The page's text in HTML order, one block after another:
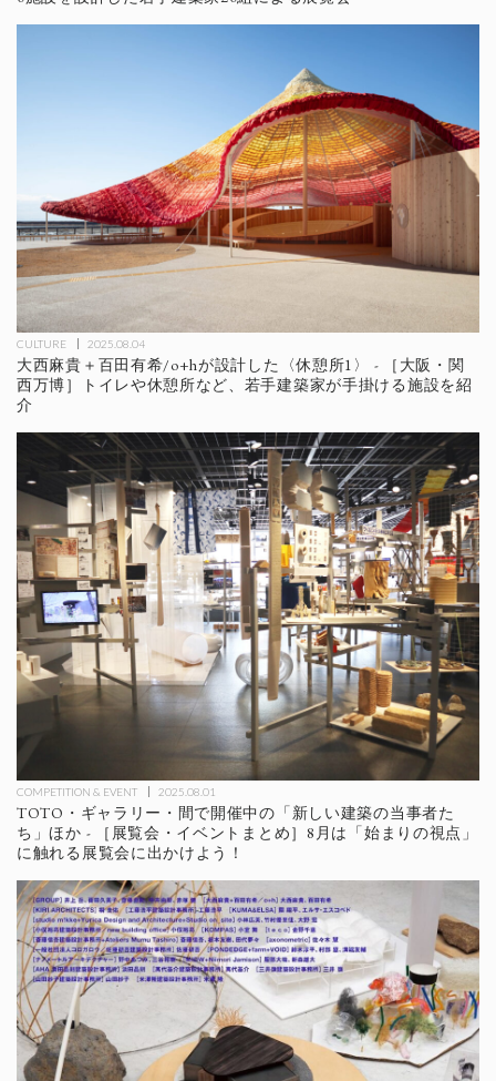
CULTURE 2025.08.04
大西麻貴＋百田有希/o+hが設計した〈休憩所1〉 - ［大阪・関
西万博］トイレや休憩所など、若手建築家が手掛ける施設を紹
介
COMPETITION & EVENT 2025.08.01
TOTO・ギャラリー・間で開催中の「新しい建築の当事者た
ち」ほか - ［展覧会・イベントまとめ］8月は「始まりの視点」
に触れる展覧会に出かけよう！